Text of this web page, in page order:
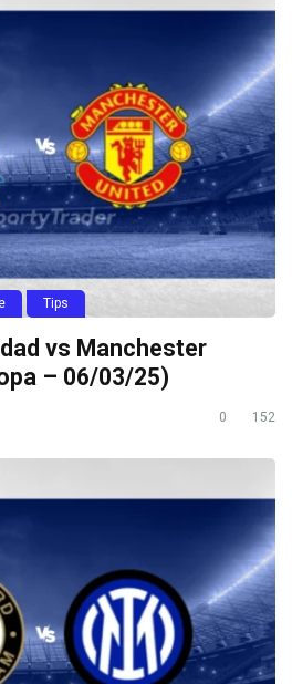
Tips
vs Manchester
– 06/03/25)
0 152